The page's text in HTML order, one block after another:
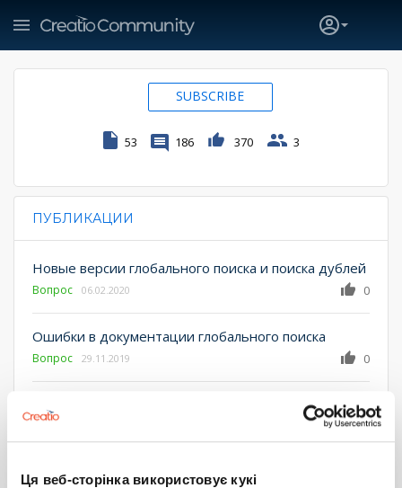
Ця веб-сторінка використовує кукі
PRIMARY TABS
ПУБЛИКАЦИИ
Новые версии глобального поиска и поиска дублей
Вопрос 0
06.02.2020
Ошибки в документации глобального поиска
Вопрос 0
29.11.2019
Вопрос 0
График подсчет записей не по ключевому полю
SUBSCRIBE
53 186 370 3